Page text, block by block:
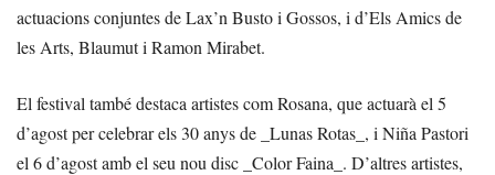
actuacions conjuntes de Lax’n Busto i Gossos, i d’Els Amics de
les Arts, Blaumut i Ramon Mirabet.
El festival també destaca artistes com Rosana, que actuarà el 5
d’agost per celebrar els 30 anys de _Lunas Rotas_, i Niña Pastori
el 6 d’agost amb el seu nou disc _Color Faina_. D’altres artistes,